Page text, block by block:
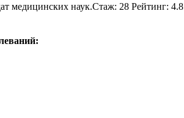
медицинских наук.Стаж: 28 Рейтинг: 4.8